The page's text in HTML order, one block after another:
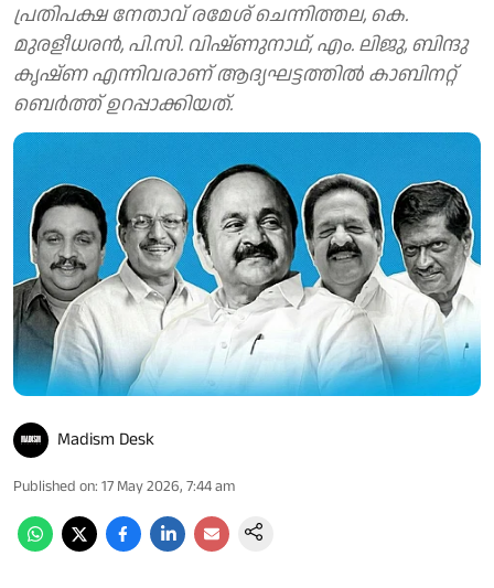
പ്രതിപക്ഷ നേതാവ് രമേശ് ചെന്നിത്തല, കെ.
മുരളീധരന്‍, പി.സി. വിഷ്ണുനാഥ്, എം. ലിജു, ബിന്ദു
കൃഷ്ണ എന്നിവരാണ് ആദ്യഘട്ടത്തില്‍ കാബിനറ്റ്
ബെര്‍ത്ത് ഉറപ്പാക്കിയത്.
Madism Desk
Published on: 17 May 2026, 7:44 am